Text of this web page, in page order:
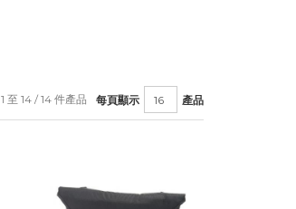
每頁顯示 產品
1 至 14 / 14 件產品